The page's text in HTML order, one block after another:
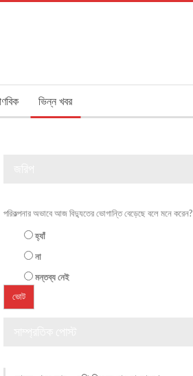
ভিন্ন খবর
পরিকল্পনার অভাবে আজ বিদ্যুতের ভোগান্তি বেড়েছে বলে মনে করেন?
হ্যাঁ
না
মন্তব্য নেই